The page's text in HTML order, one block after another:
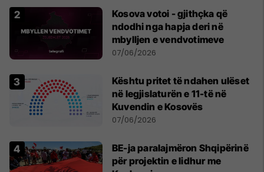
Kosova votoi - gjithçka që
ndodhi nga hapja deri në
mbylljen e vendvotimeve
07/06/2026
Kështu pritet të ndahen ulëset
në legjislaturën e 11-të në
Kuvendin e Kosovës
07/06/2026
BE-ja paralajmëron Shqipërinë
për projektin e lidhur me